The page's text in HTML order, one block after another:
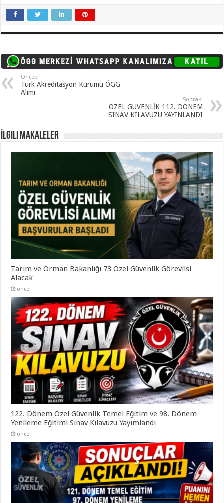
Önceki
Türk Akreditasyon Kurumu ÖGG
Alımı
Sonraki
ÖZEL GÜVENLİK 112. DÖNEM
SINAV KILAVUZU YAYINLANDI
İlgili Makaleler
Tarım ve Orman Bakanlığı 73 Özel Güvenlik Görevlisi
Alacak
önce
122. Dönem Özel Güvenlik Temel Eğitim ve 98. Dönem
Yenileme Eğitimi Sınav Kılavuzu Yayımlandı
önce